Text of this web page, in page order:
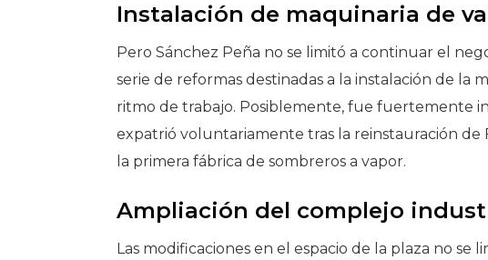
Instalación de maquinaria de
Pero Sánchez Peña no se limitó a continuar el
serie de reformas destinadas a la instalación de la
ritmo de trabajo. Posiblemente, fue fuertemente
expatrió voluntariamente tras la reinstauración de
la primera fábrica de sombreros a vapor.
Ampliación del complejo
Las modificaciones en el espacio de la plaza no se